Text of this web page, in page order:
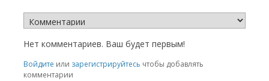
Нет комментариев. Ваш будет первым!
Войдите или зарегистрируйтесь чтобы добавлять
комментарии